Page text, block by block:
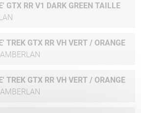
GTX RR V1 DARK GREEN TAILLE
TREK GTX RR VH VERT / ORANGE
TREK GTX RR VH VERT / ORANGE